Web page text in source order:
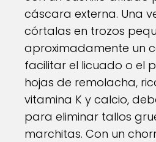
cáscara externa. Una
córtalas en trozos
aproximadamente un
facilitar el licuado o el
hojas de remolacha,
vitamina K y calcio,
para eliminar tallos
marchitas. Con un